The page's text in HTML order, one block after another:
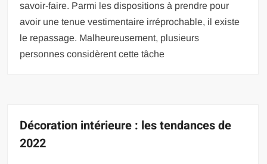
savoir-faire. Parmi les dispositions à prendre pour
avoir une tenue vestimentaire irréprochable, il existe
le repassage. Malheureusement, plusieurs
personnes considèrent cette tâche
Décoration intérieure : les tendances de
2022